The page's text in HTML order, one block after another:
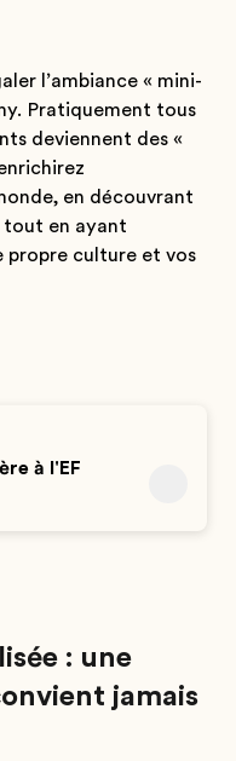
l’ambiance « mini-
Pratiquement tous
deviennent des «
en découvrant
tout en ayant
propre culture et vos
à l'EF
: une
jamais